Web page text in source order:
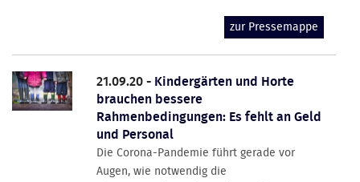
zur Pressemappe
21.09.20 - Kindergärten und Horte
brauchen bessere
Rahmenbedingungen: Es fehlt an Geld
und Personal
Die Corona-Pandemie führt gerade vor
Augen, wie notwendig die